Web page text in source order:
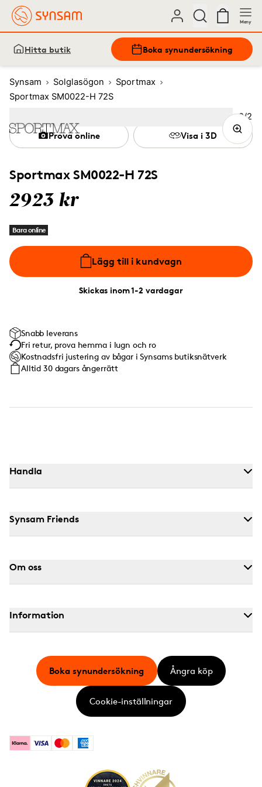
Meny
Hitta butik Boka synundersökning
Synsam Solglasögon
Sportmax
Sportmax SM0022-H 72S
Sportmax SM0022-H 72S
2923 kr
Bara online
Lägg till i kundvagn
Skickas inom 1-2 vardagar
Prova online Visa i 3D
Snabb leverans
Fri retur, prova hemma i lugn och ro
Kostnadsfri justering av bågar i Synsams butiksnätverk
Alltid 30 dagars ångerrätt
Bild
2/2
Image (Current image)
Handla
Synsam Friends
Om oss
Information
KlarnaVisa MastercardAmerican Express
Boka synundersökning Ångra köp
Cookie-inställningar